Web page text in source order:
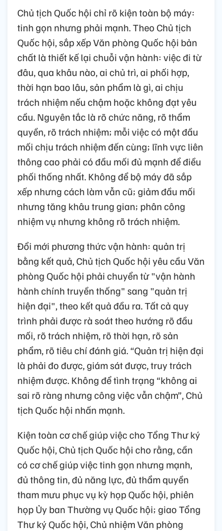
Chủ tịch Quốc hội chỉ rõ kiện toàn bộ máy:
tinh gọn nhưng phải mạnh. Theo Chủ tịch
Quốc hội, sắp xếp Văn phòng Quốc hội bản
chất là thiết kế lại chuỗi vận hành: việc đi từ
đâu, qua khâu nào, ai chủ trì, ai phối hợp,
thời hạn bao lâu, sản phẩm là gì, ai chịu
trách nhiệm nếu chậm hoặc không đạt yêu
cầu. Nguyên tắc là rõ chức năng, rõ thẩm
quyền, rõ trách nhiệm; mỗi việc có một đầu
mối chịu trách nhiệm đến cùng; lĩnh vực liên
thông cao phải có đầu mối đủ mạnh để điều
phối thống nhất. Không để bộ máy đã sắp
xếp nhưng cách làm vẫn cũ; giảm đầu mối
nhưng tăng khâu trung gian; phân công
nhiệm vụ nhưng không rõ trách nhiệm.
Đổi mới phương thức vận hành: quản trị
bằng kết quả, Chủ tịch Quốc hội yêu cầu Văn
phòng Quốc hội phải chuyển từ "vận hành
hành chính truyền thống" sang "quản trị
hiện đại", theo kết quả đầu ra. Tất cả quy
trình phải được rà soát theo hướng rõ đầu
mối, rõ trách nhiệm, rõ thời hạn, rõ sản
phẩm, rõ tiêu chí đánh giá. “Quản trị hiện đại
là phải đo được, giám sát được, truy trách
nhiệm được. Không để tình trạng “không ai
sai rõ ràng nhưng công việc vẫn chậm”, Chủ
tịch Quốc hội nhấn mạnh.
Kiện toàn cơ chế giúp việc cho Tổng Thư ký
Quốc hội, Chủ tịch Quốc hội cho rằng, cần
có cơ chế giúp việc tinh gọn nhưng mạnh,
đủ thông tin, đủ năng lực, đủ thẩm quyền
tham mưu phục vụ kỳ họp Quốc hội, phiên
họp Ủy ban Thường vụ Quốc hội; giao Tổng
Thư ký Quốc hội, Chủ nhiệm Văn phòng